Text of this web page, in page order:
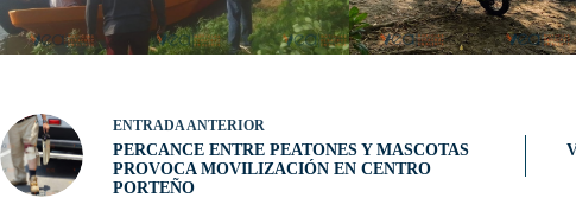
ENTRADAANTERIOR
PERCANCE ENTRE PEATONES Y MASCOTAS
PROVOCA MOVILIZACIÓN EN CENTRO
PORTEÑO